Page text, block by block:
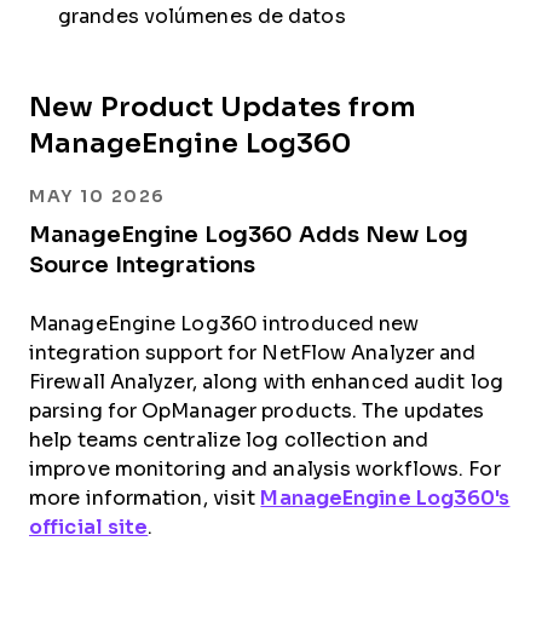
grandes volúmenes de datos
New Product Updates from
ManageEngine Log360
MAY 10 2026
ManageEngine Log360 Adds New Log
Source Integrations
ManageEngine Log360 introduced new
integration support for NetFlow Analyzer and
Firewall Analyzer, along with enhanced audit log
parsing for OpManager products. The updates
help teams centralize log collection and
improve monitoring and analysis workflows. For
more information, visit ManageEngine Log360's
official site.